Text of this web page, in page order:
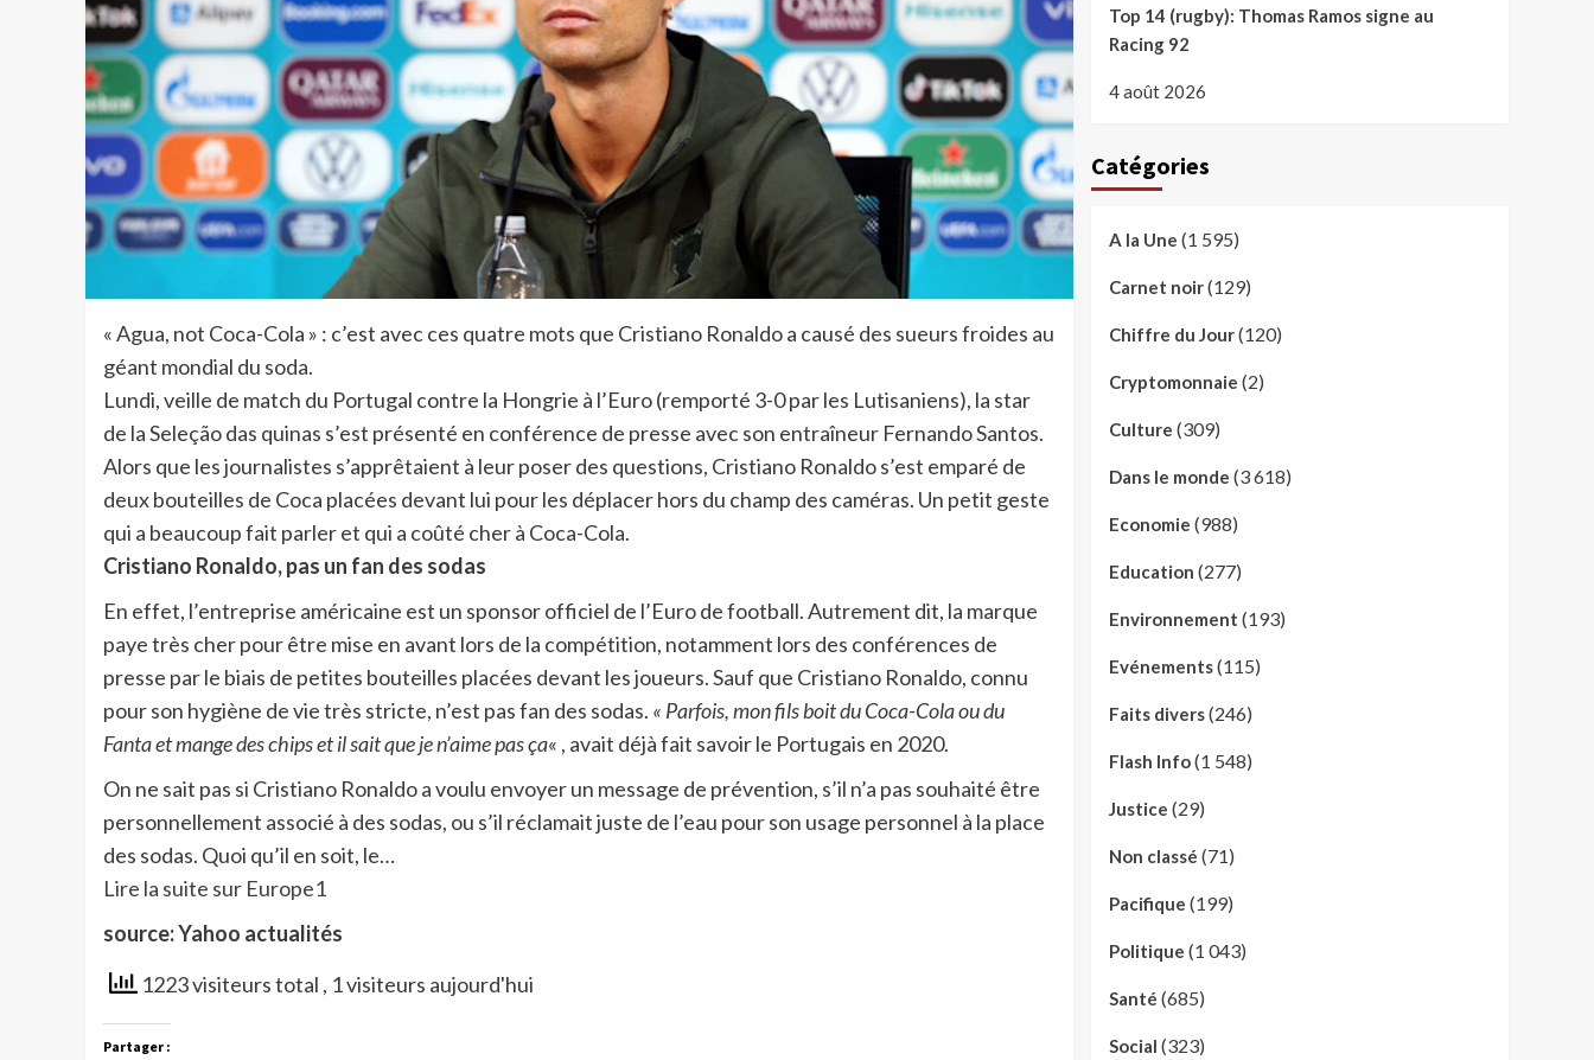
« Agua, not Coca-Cola » : c’est avec ces quatre mots que Cristiano Ronaldo a causé des sueurs froides au
géant mondial du soda.
Lundi, veille de match du Portugal contre la Hongrie à l’Euro (remporté 3-0 par les Lutisaniens), la star
de la Seleção das quinas s’est présenté en conférence de presse avec son entraîneur Fernando Santos.
Alors que les journalistes s’apprêtaient à leur poser des questions, Cristiano Ronaldo s’est emparé de
deux bouteilles de Coca placées devant lui pour les déplacer hors du champ des caméras. Un petit geste
qui a beaucoup fait parler et qui a coûté cher à Coca-Cola.
Cristiano Ronaldo, pas un fan des sodas
En effet, l’entreprise américaine est un sponsor officiel de l’Euro de football. Autrement dit, la marque
paye très cher pour être mise en avant lors de la compétition, notamment lors des conférences de
presse par le biais de petites bouteilles placées devant les joueurs. Sauf que Cristiano Ronaldo, connu
pour son hygiène de vie très stricte, n’est pas fan des sodas. « Parfois, mon fils boit du Coca-Cola ou du
Fanta et mange des chips et il sait que je n’aime pas ça« , avait déjà fait savoir le Portugais en 2020.
On ne sait pas si Cristiano Ronaldo a voulu envoyer un message de prévention, s’il n’a pas souhaité être
personnellement associé à des sodas, ou s’il réclamait juste de l’eau pour son usage personnel à la place
des sodas. Quoi qu’il en soit, le…
Lire la suite sur Europe1
source: Yahoo actualités
1223 visiteurs total , 1 visiteurs aujourd'hui
Partager :
Top 14 (rugby): Thomas Ramos signe au
Racing 92
4 août 2026
Catégories
A la Une (1 595)
Carnet noir(129)
Chiffre du Jour(120)
Cryptomonnaie (2)
Culture (309)
Dans le monde (3 618)
Economie (988)
Education (277)
Environnement (193)
Evénements(115)
Faits divers(246)
Flash Info(1 548)
Justice (29)
Non classé (71)
Pacifique (199)
Politique (1 043)
Santé (685)
Social (323)